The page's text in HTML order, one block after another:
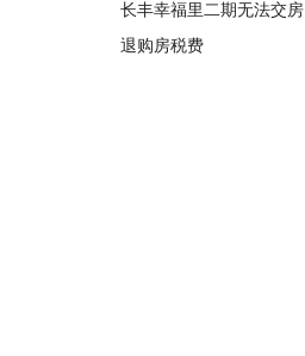
长丰幸福里二期无法交房
退购房税费